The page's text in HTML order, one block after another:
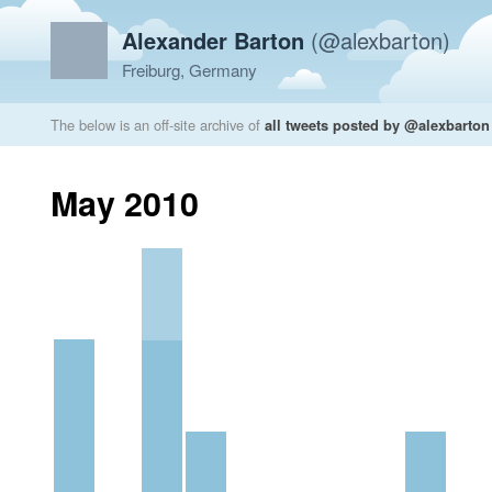
Alexander Barton (@alexbarton)
Freiburg, Germany
The below is an off-site archive of all tweets posted by @alexbarton
May 2010